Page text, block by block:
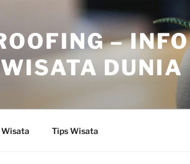
–
DUNIA
Wisata Tips Wisata